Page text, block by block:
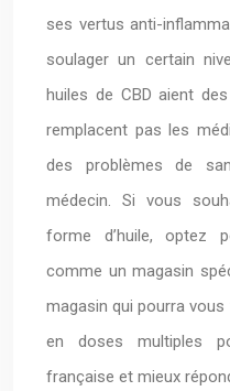
ses vertus anti-
soulager un certain
huiles de CBD aient
remplacent pas les
des problèmes de
médecin. Si vous
forme d’huile, optez
comme un magasin
magasin qui pourra
en doses multiples
française et mieux